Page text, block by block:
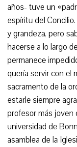
años- tuve un
espíritu del
y grandeza, pero
hacerse a lo largo
permanece
quería servir con el
sacramento de la
estarle siempre
profesor más joven
universidad de
asamblea de la